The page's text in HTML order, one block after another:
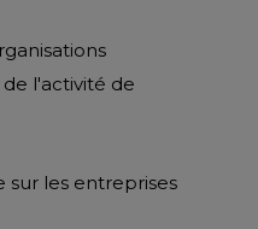
l'activité de
sur les entreprises